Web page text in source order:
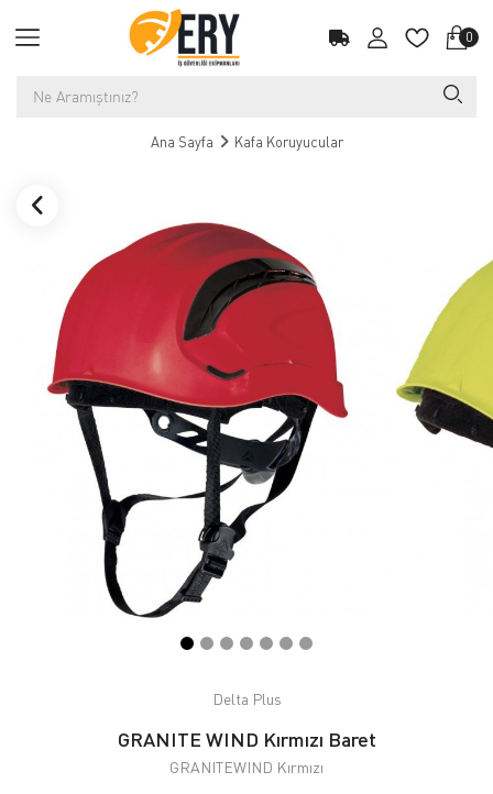
0
Ana Sayfa Kafa Koruyucular
Delta Plus
GRANITE WIND Kırmızı Baret
GRANITEWIND Kırmızı